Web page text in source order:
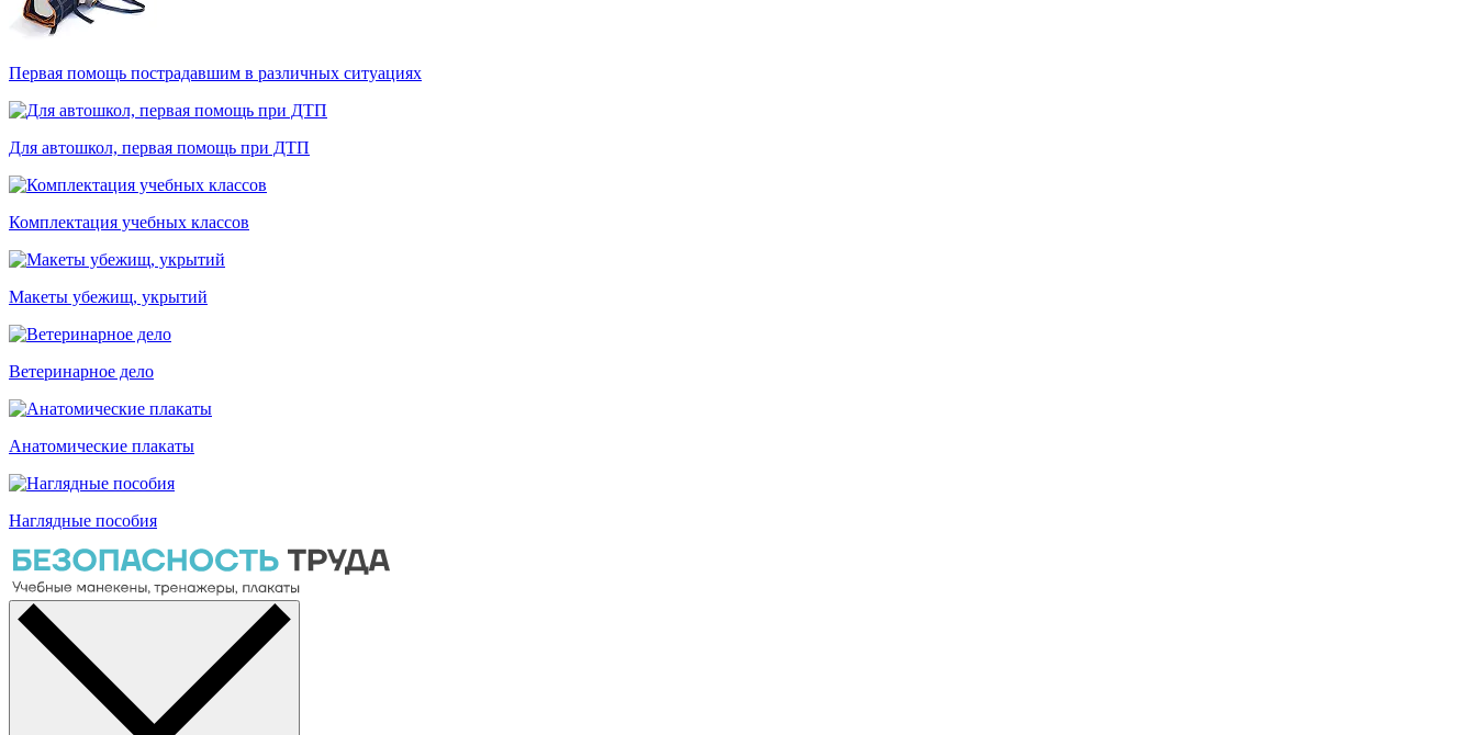
Первая помощь пострадавшим в различных ситуациях
Для автошкол, первая помощь при ДТП
Комплектация учебных классов
Макеты убежищ, укрытий
Ветеринарное дело
Анатомические плакаты
Наглядные пособия